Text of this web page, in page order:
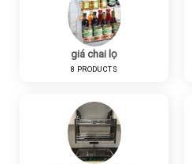
giá chai lọ
8 PRODUCTS